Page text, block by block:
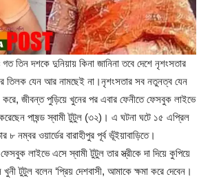
গত তিন দশকে দুনিয়ায় কিনা জানিনা তবে দেশে নৃশংসতার
তিলক যেন আর নামছেই না।নৃশংসতার সব নতুনত্ব যেন
জীবন্ত পুড়িয়ে খুনের পর এবার ফেনীতে ফেসবুক লাইভে
পাষন্ড স্বামী টুটুল (৩২)। এ ঘটনা ঘটে ১৫ এপ্রিল
৮ নম্বর ওয়ার্ডের বারাহীপুর পূর্ব ভূঁইয়াবাড়িতে।
লাইভে এসে স্বামী টুটুল তার স্ত্রীকে দা দিয়ে কুপিয়ে
টুটুল বলেন ‘প্রিয় দেশবাসী, আমাকে ক্ষমা করে দেবেন।